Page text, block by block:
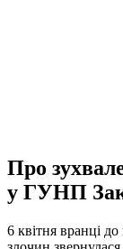
Про
у ГУНП
6 квітня вранці